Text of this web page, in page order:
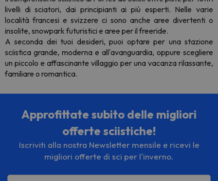
livelli di sciatori, dai principianti ai più esperti. Nelle varie
località francesi e svizzere ci sono anche aree divertenti o
insolite, snowpark futuristici e aree per il freeride.
A seconda dei tuoi desideri, puoi optare per una stazione
sciistica grande, moderna e all'avanguardia, oppure scegliere
un piccolo e affascinante villaggio per una vacanza rilassante,
familiare o romantica.
Approfittate subito delle migliori
offerte sciistiche!
Iscriviti alla nostra Newsletter mensile e ricevi le
migliori offerte di sci per l'inverno.